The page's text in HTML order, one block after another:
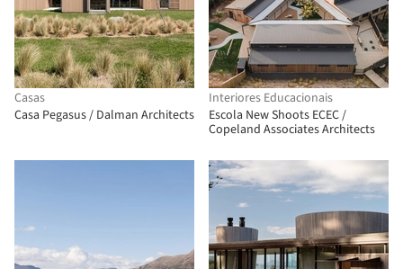
Casas
Casa Pegasus / Dalman Architects
Interiores Educacionais
Escola New Shoots ECEC /
Copeland Associates Architects